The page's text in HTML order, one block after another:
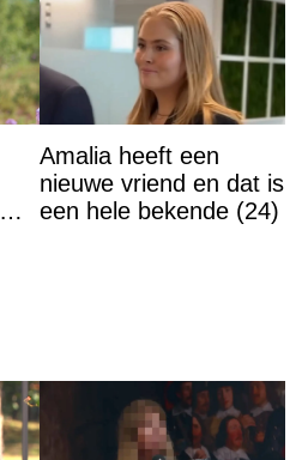
Amalia heeft een
nieuwe vriend en dat is
een hele bekende (24)